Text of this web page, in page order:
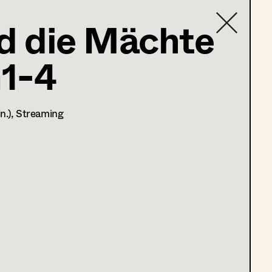
die Mächte
4
, Streaming